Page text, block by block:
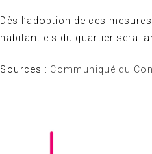
Dès l’adoption de ces
habitant.e.s du quartier sera
Sources : Communiqué du